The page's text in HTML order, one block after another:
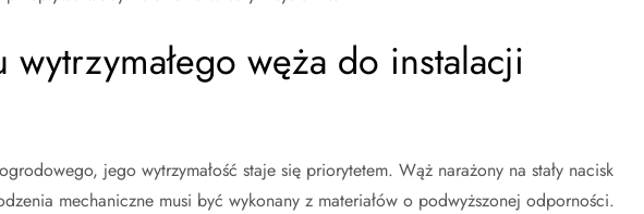
węża do instalacji
jego wytrzymałość staje się priorytetem. Wąż narażony na stały nacisk
mechaniczne musi być wykonany z materiałów o podwyższonej odporności.